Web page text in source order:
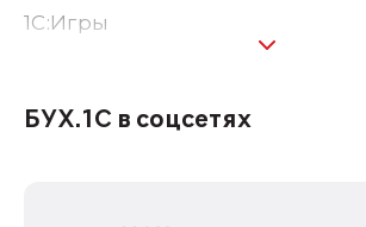
1C:Игры
1С:Консалтинг
БУХ.1С в соцсетях